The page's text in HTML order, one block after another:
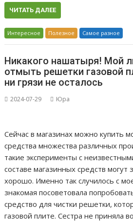
ЧИТАТЬ ДАЛЕЕ
Интересное Полезное Самое разное
Никакого нашатыря! Мой
отмыть решетки газовой
ни грязи не осталось
2024-07-29 Юра
Сейчас в магазинах можно купить
средства множества различных
такие эксперименты с
составе магазинных средств могут
хорошо. Именно так случилось с
знакомая посоветовала
средство для чистки решетки,
газовой плите. Сестра не приняла